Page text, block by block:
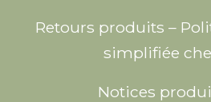
Retours produits –
simplifiée
Notices